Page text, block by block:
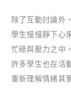
除了互動討論外
學生慢慢靜下心
忙碌與壓力之中
許多學生也在活
重新理解情緒其